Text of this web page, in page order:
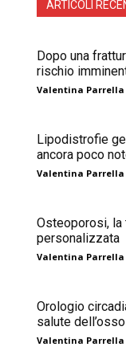
ARTICOLI
Dopo una
rischio
Valentina Parrella
Lipodistrofie
ancora poco
Valentina Parrella
Osteoporosi, la
personalizzata
Valentina Parrella
Orologio
salute dell’osso
Valentina Parrella